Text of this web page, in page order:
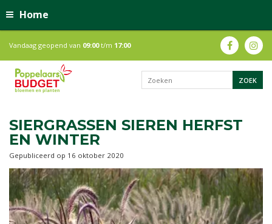
Home
Vandaag geopend van 09:00t/m 17:00
SIERGRASSEN SIEREN HERFST
EN WINTER
Gepubliceerd op 16 oktober 2020